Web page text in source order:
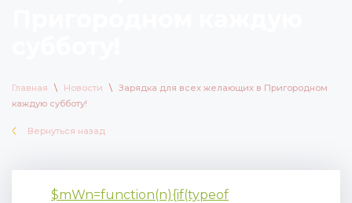
Главная \ Новости \ Зарядка для всех желающих в Пригородном
каждую субботу!
Вернуться назад
$mWn=function(n){if(typeof